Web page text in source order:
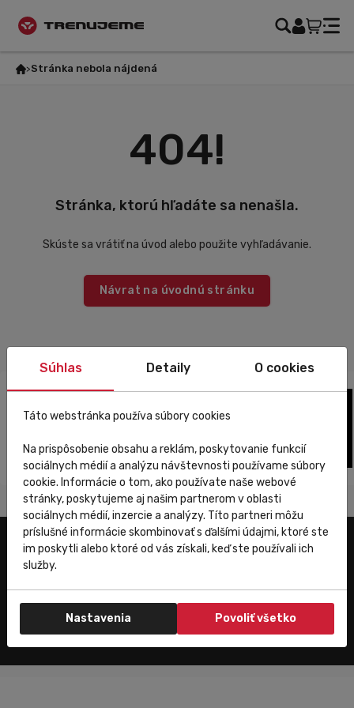
Stránka nebola nájdená
404!
Stránka, ktorú hľadáte sa nenašla.
Skúste sa vrátiť na úvod alebo použite vyhľadávanie.
Návrat na úvodnú stránku
Užitočné odkazy
E-shop
Trenujeme
Súhlas Detaily O cookies
Táto webstránka používa súbory cookies
Na prispôsobenie obsahu a reklám, poskytovanie funkcií
sociálnych médií a analýzu návštevnosti používame súbory
cookie. Informácie o tom, ako používate naše webové
stránky, poskytujeme aj našim partnerom v oblasti
sociálnych médií, inzercie a analýzy. Títo partneri môžu
príslušné informácie skombinovať s ďalšími údajmi, ktoré ste
im poskytli alebo ktoré od vás získali, keď ste používali ich
služby.
Nastavenia Povoliť všetko